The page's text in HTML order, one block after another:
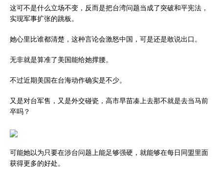
这可不是什么立场不变，反而是把台湾问题当成了突破和平宪法，
实现军事扩张的跳板。
她心里比谁都清楚，这种言论会激怒中国，可是还是敢说出口。
无非就是算准了美国能给她撑腰。
不过近期美国在台海动作确实是不少。
又是对台军售，又是外交碰瓷，高市早苗凑上去那不就是去当马前
卒吗？
可能她以为只要在涉台问题上能足够强硬，就能够在每日同盟里面
获得更多的好处。